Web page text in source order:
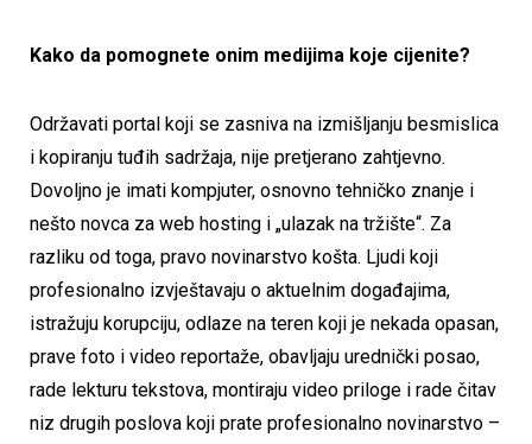
Kako da pomognete onim medijima koje cijenite?
Održavati portal koji se zasniva na izmišljanju besmislica
i kopiranju tuđih sadržaja, nije pretjerano zahtjevno.
Dovoljno je imati kompjuter, osnovno tehničko znanje i
nešto novca za web hosting i „ulazak na tržište“. Za
razliku od toga, pravo novinarstvo košta. Ljudi koji
profesionalno izvještavaju o aktuelnim događajima,
istražuju korupciju, odlaze na teren koji je nekada opasan,
prave foto i video reportaže, obavljaju urednički posao,
rade lekturu tekstova, montiraju video priloge i rade čitav
niz drugih poslova koji prate profesionalno novinarstvo –